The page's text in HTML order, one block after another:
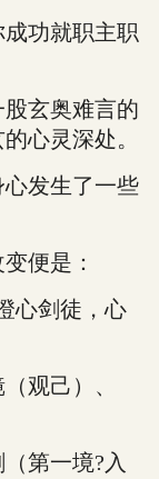
功就职主职
玄奥难言的
心灵深处。
发生了一些
便是：
心剑徒，心
观己）、
第一境?入